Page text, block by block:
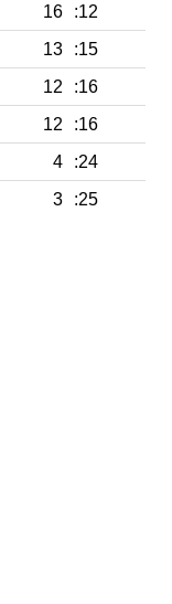
16
:12
13
:15
12
:16
12
:16
4
:24
3 :25